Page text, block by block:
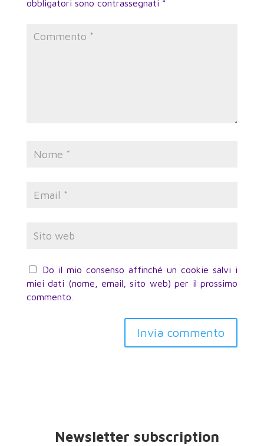
obbligatori sono contrassegnati *
Do il mio consenso affinché un cookie salvi i
miei dati (nome, email, sito web) per il prossimo
commento.
Invia commento
Newsletter subscription